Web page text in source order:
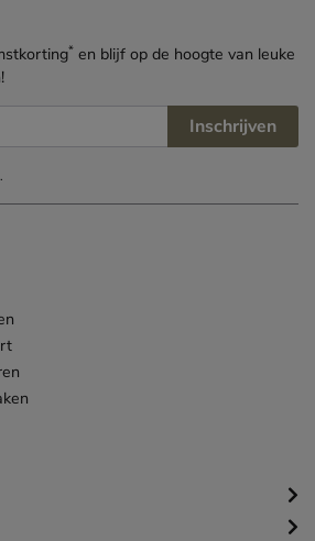
* en blijf op de hoogte van leuke
Inschrijven
.